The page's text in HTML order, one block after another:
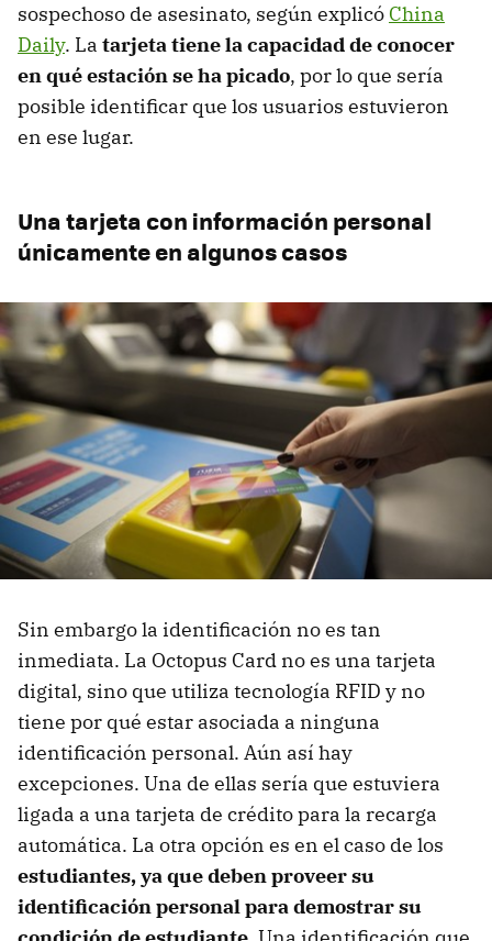
sospechoso de asesinato, según explicó China
Daily. La tarjeta tiene la capacidad de conocer
en qué estación se ha picado, por lo que sería
posible identificar que los usuarios estuvieron
en ese lugar.
Una tarjeta con información personal
únicamente en algunos casos
Sin embargo la identificación no es tan
inmediata. La Octopus Card no es una tarjeta
digital, sino que utiliza tecnología RFID y no
tiene por qué estar asociada a ninguna
identificación personal. Aún así hay
excepciones. Una de ellas sería que estuviera
ligada a una tarjeta de crédito para la recarga
automática. La otra opción es en el caso de los
estudiantes, ya que deben proveer su
identificación personal para demostrar su